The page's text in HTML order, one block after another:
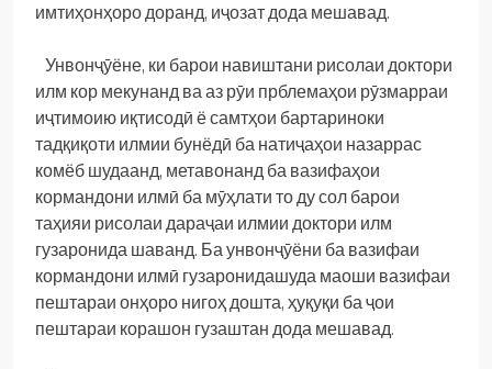
имтиҳонҳоро доранд, иҷозат дода мешавад.
Унвонҷӯёне, ки барои навиштани рисолаи доктори
илм кор мекунанд ва аз рӯи прблемаҳои рӯзмарраи
иҷтимоию иқтисодӣ ё самтҳои бартариноки
тадқиқоти илмии бунёдӣ ба натиҷаҳои назаррас
комёб шудаанд, метавонанд ба вазифаҳои
кормандони илмӣ ба мӯҳлати то ду сол барои
таҳияи рисолаи дараҷаи илмии доктори илм
гузаронида шаванд. Ба унвонҷӯёни ба вазифаи
кормандони илмӣ гузаронидашуда маоши вазифаи
пештараи онҳоро нигоҳ дошта, ҳуқуқи ба ҷои
пештараи корашон гузаштан дода мешавад.